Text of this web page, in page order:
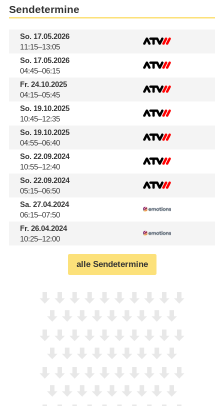
Sendetermine
So.17.05.2026
11:15–13:05
So.17.05.2026
04:45–06:15
Fr.24.10.2025
04:15–05:45
So.19.10.2025
10:45–12:35
So.19.10.2025
04:55–06:40
So.22.09.2024
10:55–12:40
So.22.09.2024
05:15–06:50
Sa.27.04.2024
06:15–07:50
Fr.26.04.2024
10:25–12:00
alle Sendetermine